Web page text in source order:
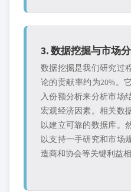
3. 数据挖掘与市场
数据挖掘是我们研究过
论的贡献率约为20%。
入份额分析来分析市场
宏观经济因素。相关数
以建立可靠的数据库。
以支持一手研究和市场
造商和协会等关键利益